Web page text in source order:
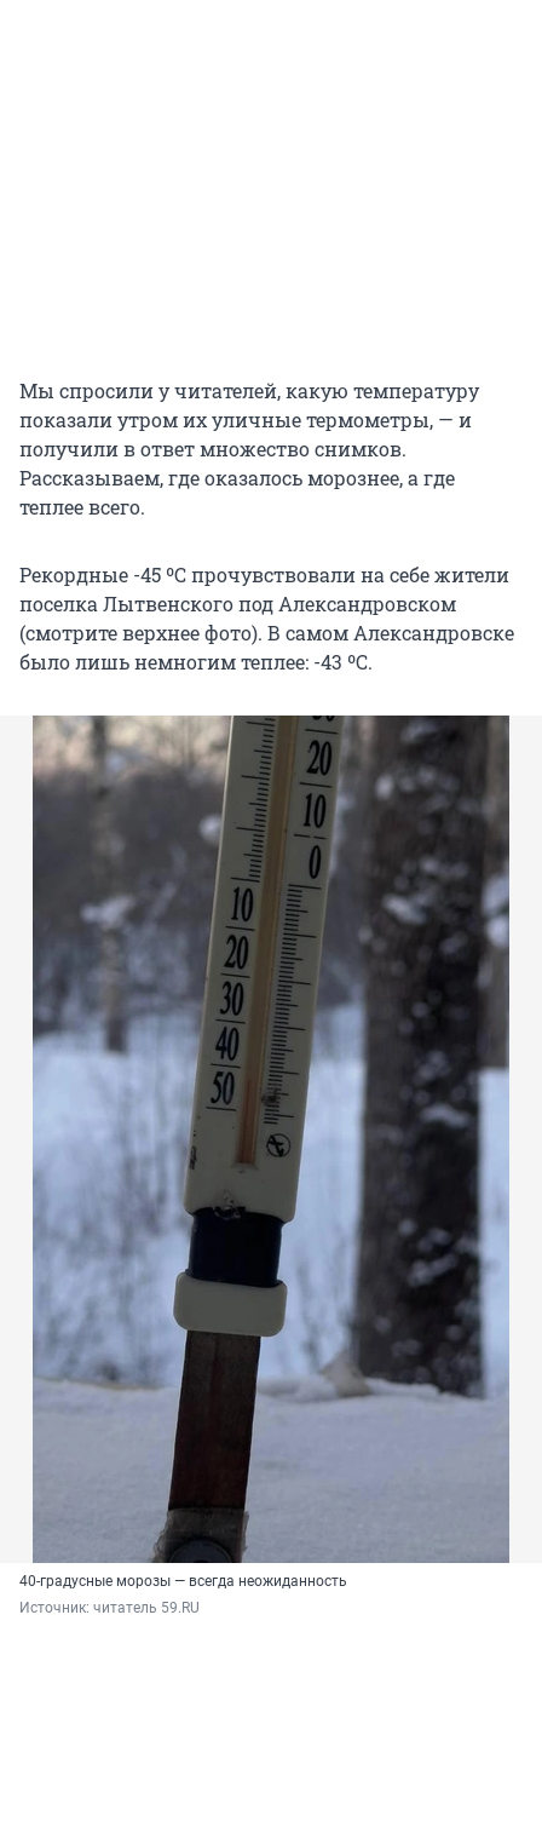
Мы спросили у читателей, какую температуру
показали утром их уличные термометры, — и
получили в ответ множество снимков.
Рассказываем, где оказалось морознее, а где
теплее всего.
Рекордные -45 ºС прочувствовали на себе жители
поселка Лытвенского под Александровском
(смотрите верхнее фото). В самом Александровске
было лишь немногим теплее: -43 ºС.
40-градусные морозы — всегда неожиданность
Источник: читатель 59.RU